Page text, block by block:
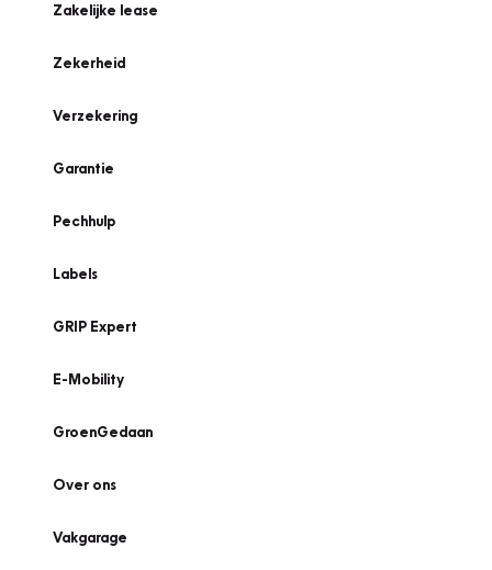
Zakelijke lease
Zekerheid
Verzekering
Garantie
Pechhulp
Labels
GRIP Expert
E-Mobility
GroenGedaan
Over ons
Vakgarage